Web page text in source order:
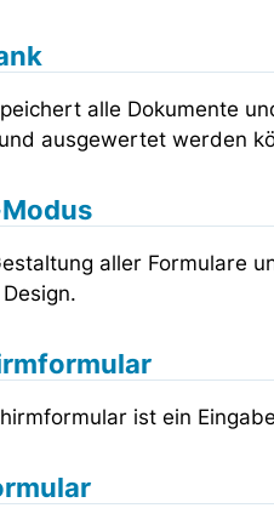
alle Dokumente
ausgewertet werden
aller Formulare
ist ein